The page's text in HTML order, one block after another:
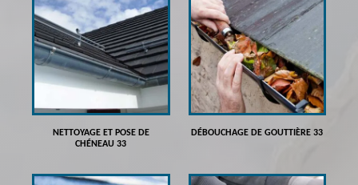
NETTOYAGE ET POSE DE
CHÉNEAU 33
DÉBOUCHAGE DE GOUTTIÈRE 33